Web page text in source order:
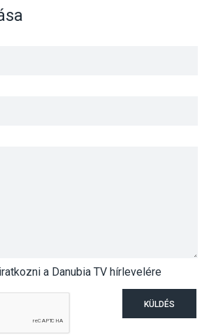
a Danubia TV hírlevelére
KÜLDÉS